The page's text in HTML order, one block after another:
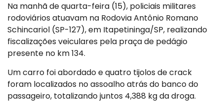
Na manhã de quarta-feira (15), policiais militares
rodoviários atuavam na Rodovia Antônio Romano
Schincariol (SP-127), em Itapetininga/SP, realizando
fiscalizações veiculares pela praça de pedágio
presente no km 134.
Um carro foi abordado e quatro tijolos de crack
foram localizados no assoalho atrás do banco do
passageiro, totalizando juntos 4,388 kg da droga.